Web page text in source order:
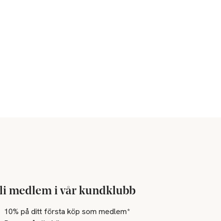
medlem i vår kundklubb
10% på ditt första köp som medlem*